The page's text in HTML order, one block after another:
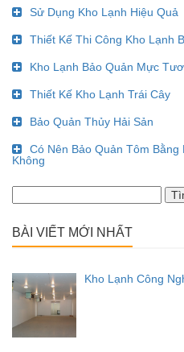
Sử Dụng Kho Lạnh Hiệu Quả
Thiết Kế Thi Công Kho Lạnh
Kho Lạnh Bảo Quản Mực
Thiết Kế Kho Lạnh Trái Cây
Bảo Quản Thủy Hải Sản
Có Nên Bảo Quản Tôm
Không
kiếm
BÀI VIẾT MỚI NHẤT
Kho Lạnh Công